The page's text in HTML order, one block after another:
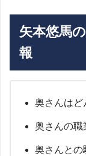
矢本悠馬
報
奥さんはど
奥さんの職
奥さんとの